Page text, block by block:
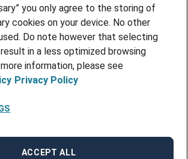
adecco.no
innlogging
you only agree to the storing of
cookies on your device. No other
Do note however that selecting
in a less optimized browsing
information, please see
Privacy Policy
ACCEPT ALL